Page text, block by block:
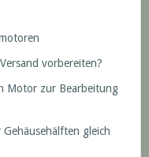
vorbereiten?
Motor zur Bearbeitung
gleich